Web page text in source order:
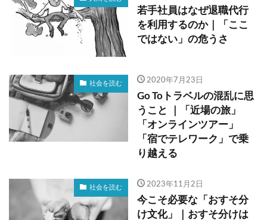
若手社員はなぜ退職代行
を利用するのか｜「ここ
ではない」の危うさ
社会を読む 2020年7月23日
Go Toトラベルの混乱に思
うこと ｜「近場の旅」
「オンラインツアー」
「宿でテレワーク」で乗
り越える
社会を読む 2023年11月2日
今こそ必要な「おすそ分
け文化」｜おすそ分けは